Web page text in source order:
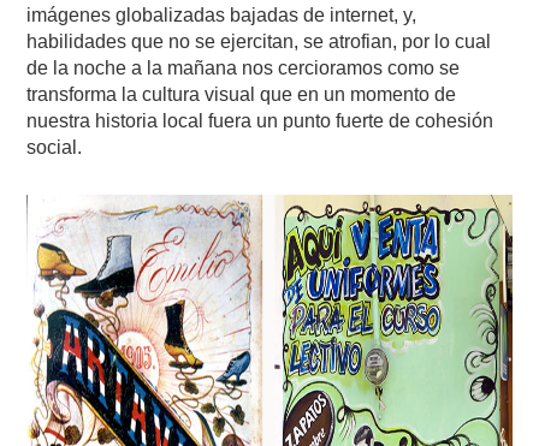
imágenes globalizadas bajadas de internet, y,
habilidades que no se ejercitan, se atrofian, por lo cual
de la noche a la mañana nos cercioramos como se
transforma la cultura visual que en un momento de
nuestra historia local fuera un punto fuerte de cohesión
social.